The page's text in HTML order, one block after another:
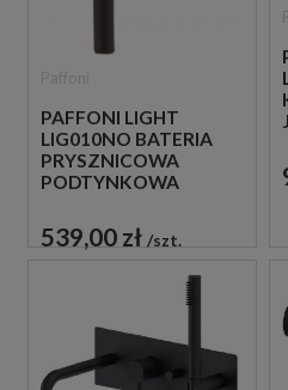
PAFFONI LIGHT
LIG010NO BATERIA
PRYSZNICOWA
PODTYNKOWA
CZARNA
539,00 zł szt.